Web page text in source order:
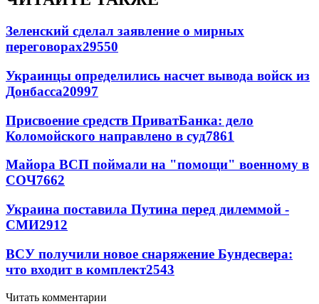
Зеленский сделал заявление о мирных
переговорах29550
Украинцы определились насчет вывода войск из
Донбасса20997
Присвоение средств ПриватБанка: дело
Коломойского направлено в суд7861
Майора ВСП поймали на "помощи" военному в
СОЧ7662
Украина поставила Путина перед дилеммой -
СМИ2912
ВСУ получили новое снаряжение Бундесвера:
что входит в комплект2543
Читать комментарии